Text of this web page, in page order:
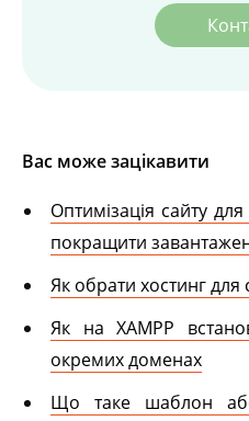
Вас може зацікавити
Оптимізація сайту
покращити
Як обрати хостинг
Як на XAMPP
окремих доменах
Що таке шаблон